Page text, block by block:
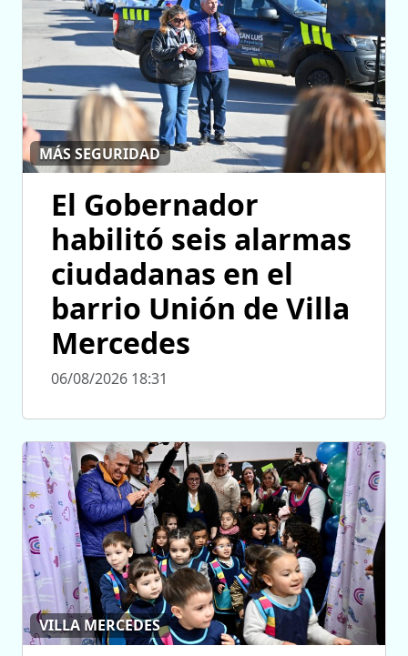
MÁS SEGURIDAD
El Gobernador
habilitó seis alarmas
ciudadanas en el
barrio Unión de Villa
Mercedes
06/08/2026 18:31
VILLA MERCEDES